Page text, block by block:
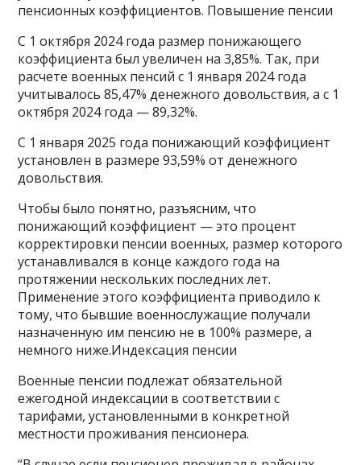
пенсионных коэффициентов. Повышение пенсии
С 1 октября 2024 года размер понижающего
коэффициента был увеличен на 3,85%. Так, при
расчете военных пенсий с 1 января 2024 года
учитывалось 85,47% денежного довольствия, а с 1
октября 2024 года — 89,32%.
С 1 января 2025 года понижающий коэффициент
установлен в размере 93,59% от денежного
довольствия.
Чтобы было понятно, разъясним, что
понижающий коэффициент — это процент
корректировки пенсии военных, размер которого
устанавливался в конце каждого года на
протяжении нескольких последних лет.
Применение этого коэффициента приводило к
тому, что бывшие военнослужащие получали
назначенную им пенсию не в 100% размере, а
немного ниже.Индексация пенсии
Военные пенсии подлежат обязательной
ежегодной индексации в соответствии с
тарифами, установленными в конкретной
местности проживания пенсионера.